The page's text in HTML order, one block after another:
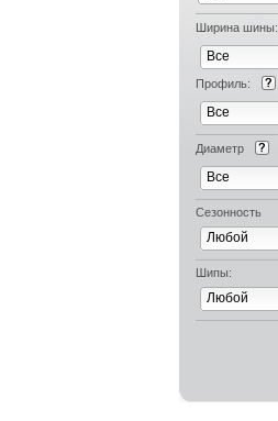
Ширина шины:
Все
Профиль:
Все
Диаметр
Все
Сезонность
Любой
Шипы:
Любой